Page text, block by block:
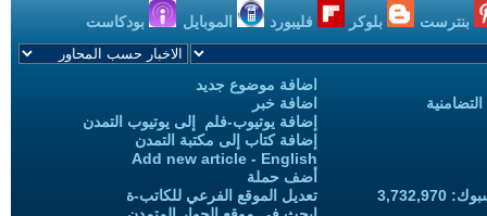
بنترست بلوكر فليبورد الموبايل بودكاست
اضافة موضوع جديد
اضافة خبر
إضافة يوتيوب-فلم إلى يوتيوب التمدن
إضافة كتاب إلى مكتبة التمدن
Add new article - English
أضف حملة
تعديل الموقع الفرعي للكاتب-ة